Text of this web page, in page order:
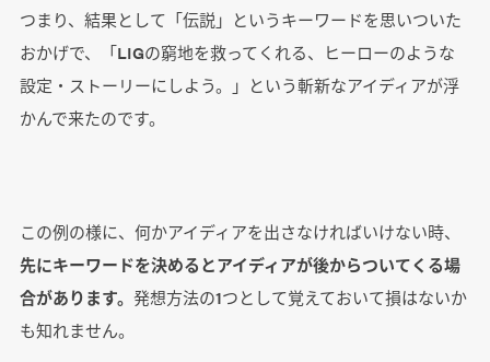
つまり、結果として「伝説」というキーワードを思いついた
おかげで、「LIGの窮地を救ってくれる、ヒーローのような
設定・ストーリーにしよう。」という斬新なアイディアが浮
かんで来たのです。
この例の様に、何かアイディアを出さなければいけない時、
先にキーワードを決めるとアイディアが後からついてくる場
合があります。 発想方法の1つとして覚えておいて損はないか
も知れません。